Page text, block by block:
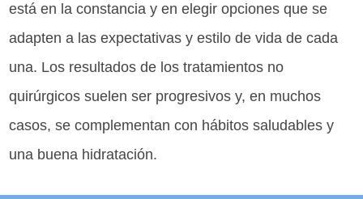
está en la constancia y en elegir opciones que se
adapten a las expectativas y estilo de vida de cada
una. Los resultados de los tratamientos no
quirúrgicos suelen ser progresivos y, en muchos
casos, se complementan con hábitos saludables y
una buena hidratación.